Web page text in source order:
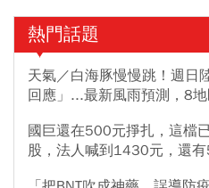
熱門話題
天氣／白海豚慢慢跳！週日
回應」...最新風雨預測，8
國巨還在500元掙扎，這檔
股，法人喊到1430元，還